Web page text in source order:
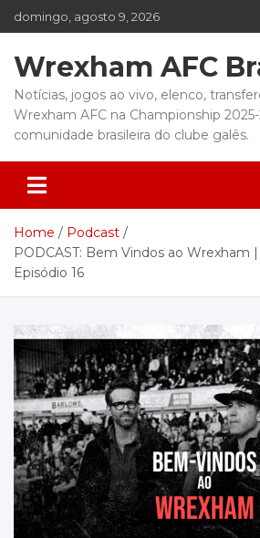
Skip
to
domingo, agosto 9, 2026
Wrexham AFC
Notícias, jogos ao vivo, elenco,
Wrexham AFC na Championship
comunidade brasileira do clube galês.
Home
Podcast
PODCAST: Bem Vindos ao Wrexham
Episódio 16